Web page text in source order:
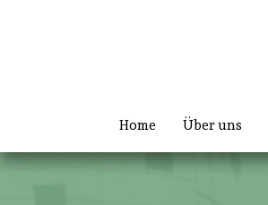
Home Über uns